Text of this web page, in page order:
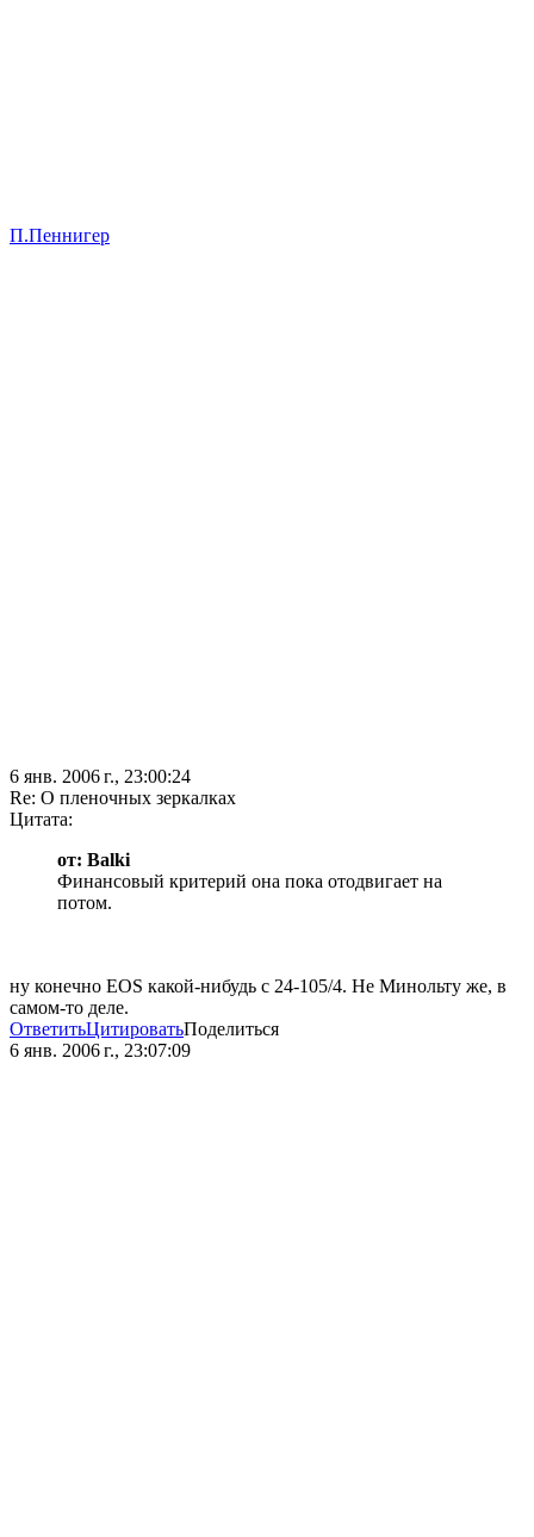
П.Пеннигер
6 янв. 2006 г., 23:00:24
Re: О пленочных зеркалках
Цитата:
от: Balki
Финансовый критерий она пока отодвигает на
потом.
ну конечно EOS какой-нибудь с 24-105/4. Не Минольту же, в
самом-то деле.
ОтветитьЦитироватьПоделиться
6 янв. 2006 г., 23:07:09